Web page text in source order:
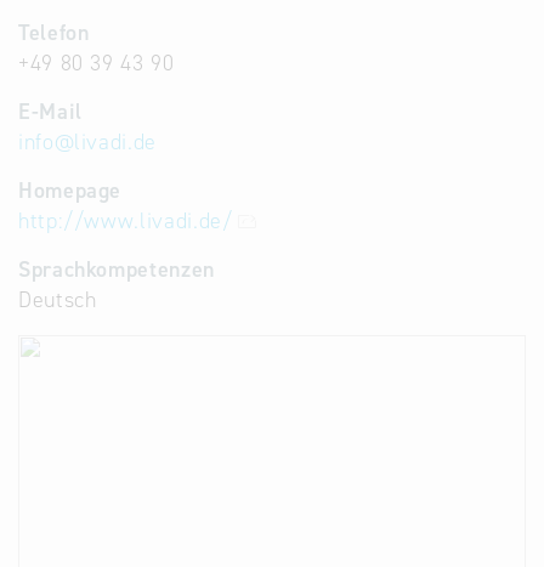
Telefon
+49 80 39 43 90
E-Mail
info@livadi.de
Homepage
http://www.livadi.de/
Sprachkompetenzen
Deutsch